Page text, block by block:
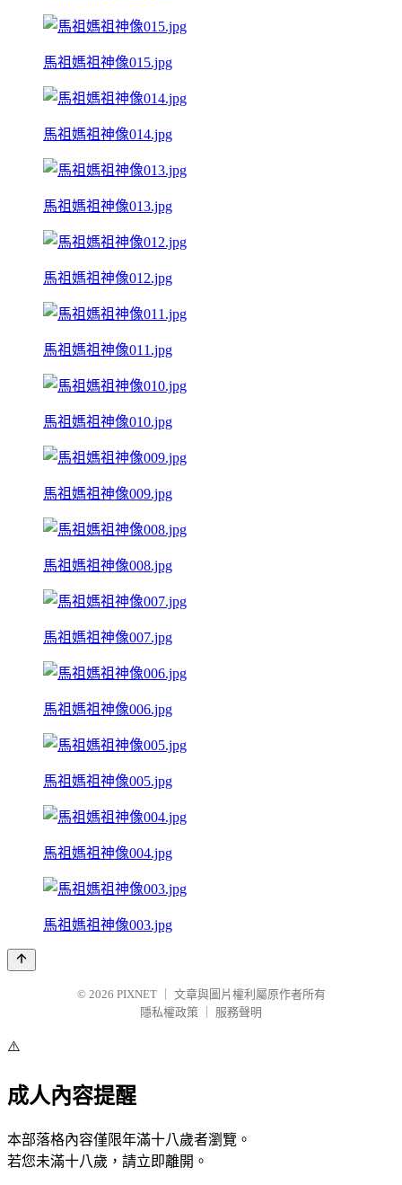
馬祖媽祖神像015.jpg
馬祖媽祖神像014.jpg
馬祖媽祖神像013.jpg
馬祖媽祖神像012.jpg
馬祖媽祖神像011.jpg
馬祖媽祖神像010.jpg
馬祖媽祖神像009.jpg
馬祖媽祖神像008.jpg
馬祖媽祖神像007.jpg
馬祖媽祖神像006.jpg
馬祖媽祖神像005.jpg
馬祖媽祖神像004.jpg
馬祖媽祖神像003.jpg
© 2026 PIXNET
文章與圖片權利屬原作者所有
隱私權政策
服務聲明
⚠️
成人內容提醒
本部落格內容僅限年滿十八歲者瀏覽。
若您未滿十八歲，請立即離開。